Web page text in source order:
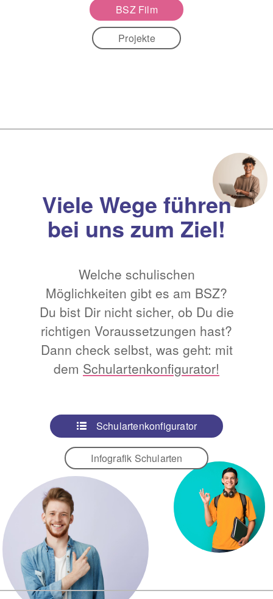
BSZ Film
Projekte
Viele Wege führen
bei uns zum Ziel!
Welche schulischen
Möglichkeiten gibt es am BSZ?
Du bist Dir nicht sicher, ob Du die
richtigen Voraussetzungen hast?
Dann check selbst, was geht: mit
dem Schulartenkonfigurator!
Schulartenkonfigurator
Infografik Schularten